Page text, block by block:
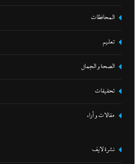
المحافظات
تعليم
الصحة و الجمال
تحقيقات
مقالات و أراء
نشرة لايف